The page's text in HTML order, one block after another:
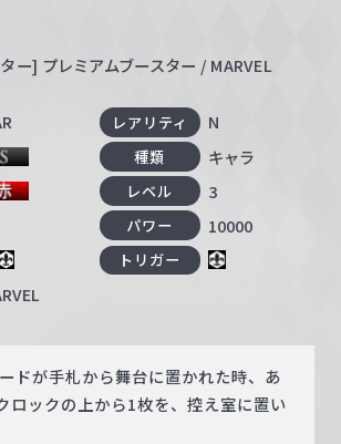
ー] プレミアムブースター / MARVEL
レアリティ N
種類 キャラ
レベル 3
パワー 10000
トリガー
ドが手札から舞台に置かれた時、あ
ロックの上から1枚を、控え室に置い